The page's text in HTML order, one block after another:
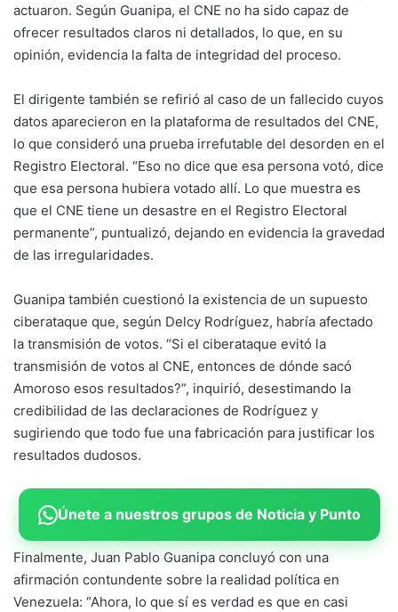
actuaron. Según Guanipa, el CNE no ha sido capaz de
ofrecer resultados claros ni detallados, lo que, en su
opinión, evidencia la falta de integridad del proceso.
El dirigente también se refirió al caso de un fallecido cuyos
datos aparecieron en la plataforma de resultados del CNE,
lo que consideró una prueba irrefutable del desorden en el
Registro Electoral. “Eso no dice que esa persona votó, dice
que esa persona hubiera votado allí. Lo que muestra es
que el CNE tiene un desastre en el Registro Electoral
permanente”, puntualizó, dejando en evidencia la gravedad
de las irregularidades.
Guanipa también cuestionó la existencia de un supuesto
ciberataque que, según Delcy Rodríguez, habría afectado
la transmisión de votos. “Si el ciberataque evitó la
transmisión de votos al CNE, entonces de dónde sacó
Amoroso esos resultados?”, inquirió, desestimando la
credibilidad de las declaraciones de Rodríguez y
sugiriendo que todo fue una fabricación para justificar los
resultados dudosos.
Únete a nuestros grupos de Noticia y Punto
Finalmente, Juan Pablo Guanipa concluyó con una
afirmación contundente sobre la realidad política en
Venezuela: “Ahora, lo que sí es verdad es que en casi